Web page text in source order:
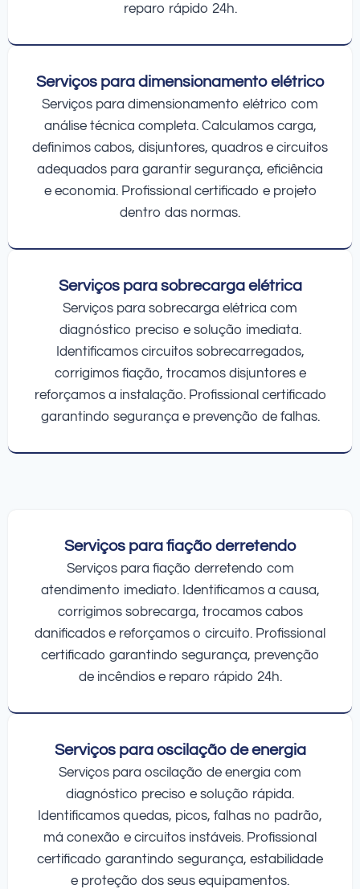
reparo rápido 24h.
Serviços para dimensionamento elétrico
Serviços para dimensionamento elétrico com
análise técnica completa. Calculamos carga,
definimos cabos, disjuntores, quadros e circuitos
adequados para garantir segurança, eficiência
e economia. Profissional certificado e projeto
dentro das normas.
Serviços para sobrecarga elétrica
Serviços para sobrecarga elétrica com
diagnóstico preciso e solução imediata.
Identificamos circuitos sobrecarregados,
corrigimos fiação, trocamos disjuntores e
reforçamos a instalação. Profissional certificado
garantindo segurança e prevenção de falhas.
Serviços para fiação derretendo
Serviços para fiação derretendo com
atendimento imediato. Identificamos a causa,
corrigimos sobrecarga, trocamos cabos
danificados e reforçamos o circuito. Profissional
certificado garantindo segurança, prevenção
de incêndios e reparo rápido 24h.
Serviços para oscilação de energia
Serviços para oscilação de energia com
diagnóstico preciso e solução rápida.
Identificamos quedas, picos, falhas no padrão,
má conexão e circuitos instáveis. Profissional
certificado garantindo segurança, estabilidade
e proteção dos seus equipamentos.